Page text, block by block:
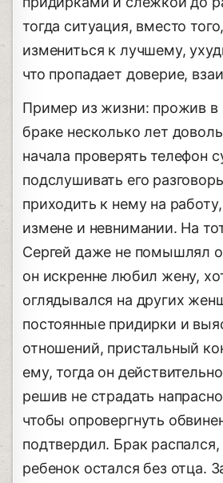
тогда ситуация, вместо
измениться к лучшему,
что пропадает доверие,
Пример из жизни: прожив в
браке несколько лет
начала проверять телефон
подслушивать его
приходить к нему на
измене и невнимании. На
Сергей даже не помышлял
он искренне любил жену,
оглядывался на других
постоянные придирки и
отношений, пристальный
ему, тогда он
решив не страдать
чтобы опровергнуть
подтвердил. Брак
ребенок остался без отца.